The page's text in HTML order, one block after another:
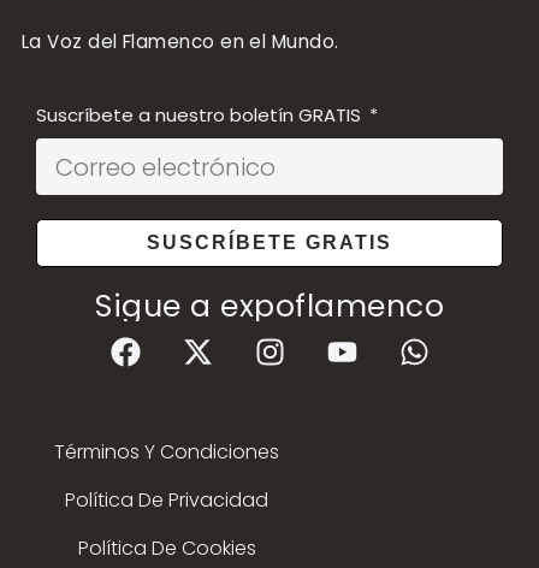
La Voz del Flamenco en el Mundo.
Suscríbete a nuestro boletín GRATIS
SUSCRÍBETE GRATIS
Sigue a expoflamenco
Términos Y Condiciones
Política De Privacidad
Política De Cookies